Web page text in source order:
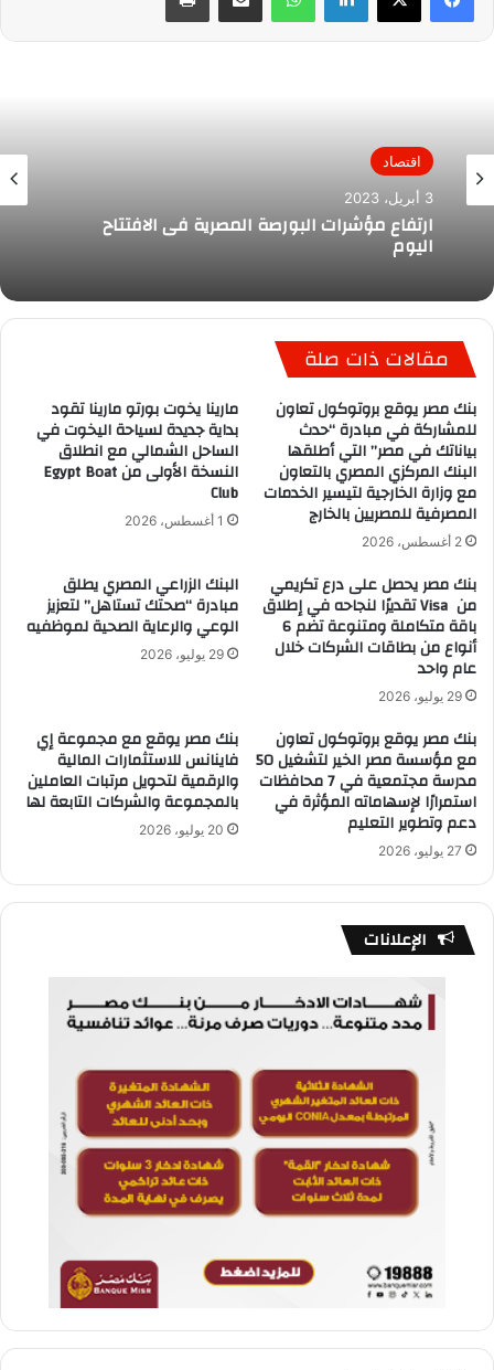
اقتصاد
3 أبريل، 2023
ارتفاع مؤشرات البورصة المصرية فى الافتتاح
اليوم
مقالات ذات صلة
بنك مصر يوقع بروتوكول تعاون
للمشاركة في مبادرة “حدث
بياناتك في مصر” التي أطلقها
البنك المركزي المصري بالتعاون
مع وزارة الخارجية لتيسير الخدمات
المصرفية للمصريين بالخارج
2 أغسطس، 2026
مارينا يخوت بورتو مارينا تقود
بداية جديدة لسياحة اليخوت في
الساحل الشمالي مع انطلاق
النسخة الأولى من Egypt Boat
Club
1 أغسطس، 2026
بنك مصر يحصل على درع تكريمي
من Visa تقديرًا لنجاحه في إطلاق
باقة متكاملة ومتنوعة تضم 6
أنواع من بطاقات الشركات خلال
عام واحد
29 يوليو، 2026
البنك الزراعي المصري يطلق
مبادرة “صحتك تستاهل” لتعزيز
الوعي والرعاية الصحية لموظفيه
29 يوليو، 2026
بنك مصر يوقع بروتوكول تعاون
مع مؤسسة مصر الخير لتشغيل 50
مدرسة مجتمعية في 7 محافظات
استمرارًا لإسهاماته المؤثرة في
دعم وتطوير التعليم
27 يوليو، 2026
بنك مصر يوقع مع مجموعة إي
فاينانس للاستثمارات المالية
والرقمية لتحويل مرتبات العاملين
بالمجموعة والشركات التابعة لها
20 يوليو، 2026
الإعلانات